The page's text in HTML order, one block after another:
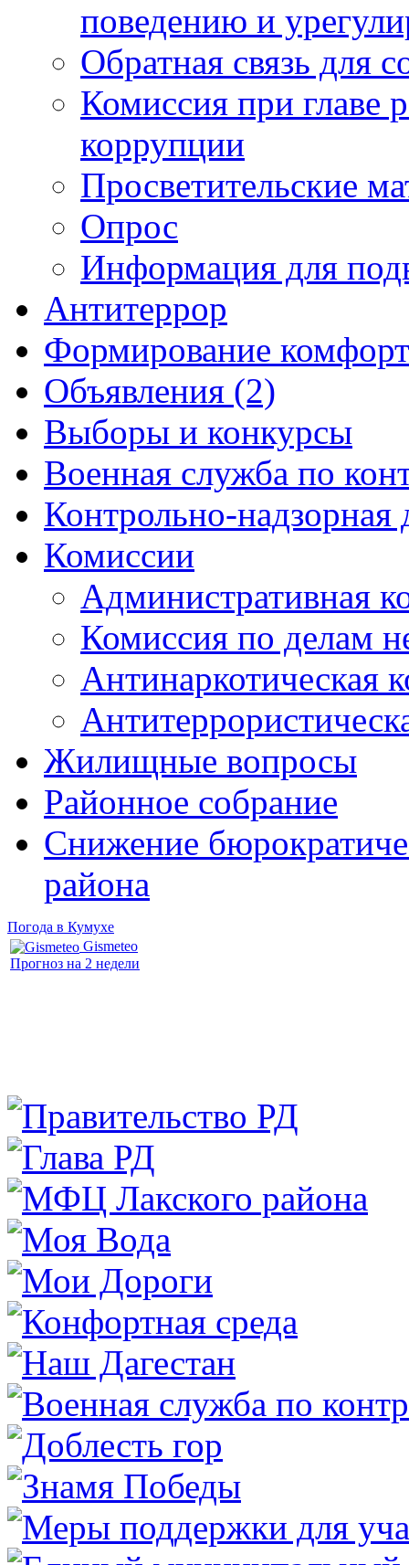
поведению и
Обратная связь для
Комиссия при главе
коррупции
Просветительские
Опрос
Информация для
Антитеррор
Формирование
Объявления (2)
Выборы и конкурсы
Военная служба по
Контрольно-надзорная
Комиссии
Административная
Комиссия по делам
Антинаркотическая
Жилищные вопросы
Районное собрание
Снижение
района
Погода в Кумухе
Gismeteo
Прогноз на 2 недели